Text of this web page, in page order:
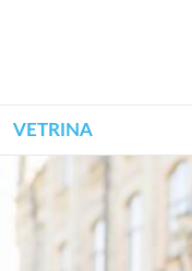
VETRINA